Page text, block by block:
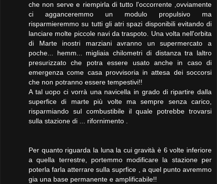
che non serve e riempirla di tutto l'occorrente ,ovviamente
ci agganceremmo un modulo propulsivo ma
risparmieremmo su tutti gli atri spazi disponibili evitando di
lanciare molte piccole navi da traspoto. Una volta nell'orbita
di Marte inostri marziani avranno un supermercato a
poche... hemm... migliaia chilometri di distanza tra laltro
presurizzato che potra essere usato anche in caso di
emergenza come casa provvisoria in attesa dei soccorsi
che non potranno essere tempestivi!!
A tal uopo ci vorrà una navicella in grado di ripartire dalla
superfice di marte più volte ma sempre senza carico,
risparmiando sul combustibile il quale potrebbe trovarsi
sulla stazione di ... rifornimento .
Per quanto riguarda la luna la cui gravità è 6 volte inferiore
a quella terrestre, portemmo modificare la stazione per
poterla farla atterrare sulla suprfice , a quel punto avremmo
gia una base permanente e amplificabile!!